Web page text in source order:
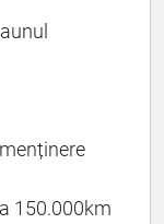
150.000km